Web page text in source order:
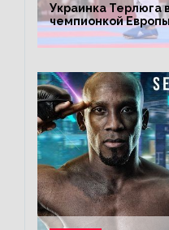
Украинка Терлюга
чемпионкой